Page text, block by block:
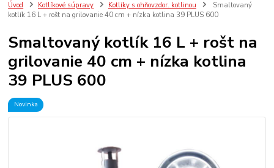
Úvod Kotlíkové súpravy Kotlíky s ohňovzdor. kotlinou
Smaltovaný
kotlík 16 L + rošt na grilovanie 40 cm + nízka kotlina 39 PLUS 600
Smaltovaný kotlík 16 L + rošt na
grilovanie 40 cm + nízka kotlina
39 PLUS 600
Novinka